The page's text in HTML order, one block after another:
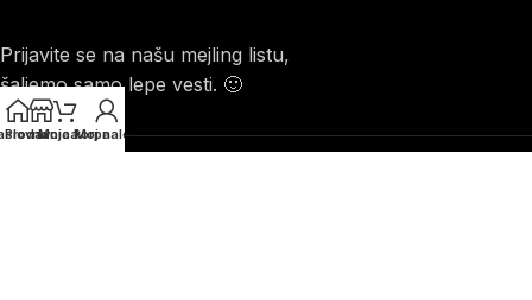
Prijavite se na našu mejling listu,
šaljemo samo lepe vesti. 🙂
Prodavnica
Moja korpa
Moj nalog